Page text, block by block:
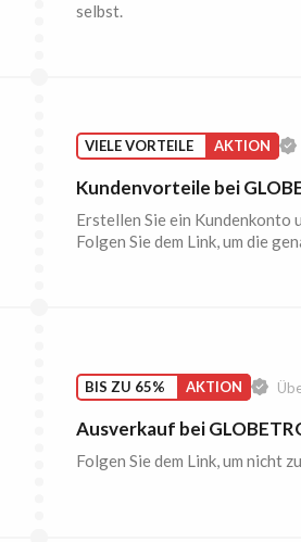
selbst.
VIELE VORTEILE AKTION
Kundenvorteile bei
Erstellen Sie ein
Folgen Sie dem Link, um die
BIS ZU 65% AKTION
Ausverkauf bei
Folgen Sie dem Link, um nicht